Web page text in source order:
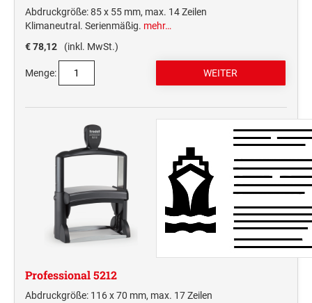
Abdruckgröße: 85 x 55 mm, max. 14 Zeilen
Klimaneutral. Serienmäßig. mehr…
€ 78,12
(inkl. MwSt.)
Menge:
Professional 5212
Abdruckgröße: 116 x 70 mm, max. 17 Zeilen